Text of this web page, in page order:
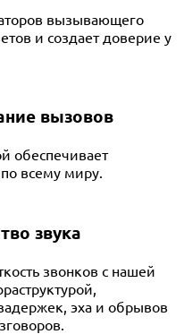
вызывающего
и создает доверие у
вызовов
обеспечивает
всему миру.
звука
звонков с нашей
эха и обрывов